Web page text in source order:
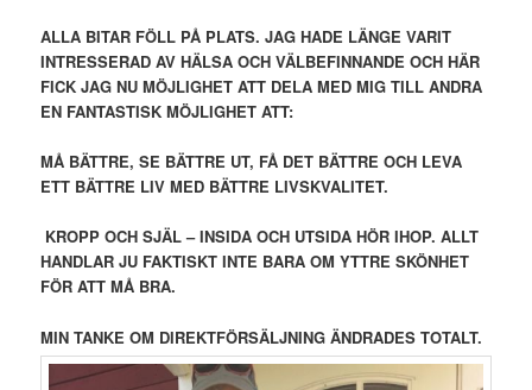
ALLA BITAR FÖLL PÅ PLATS. JAG HADE LÄNGE VARIT
INTRESSERAD AV HÄLSA OCH VÄLBEFINNANDE OCH HÄR
FICK JAG NU MÖJLIGHET ATT DELA MED MIG TILL ANDRA
EN FANTASTISK MÖJLIGHET ATT:
MÅ BÄTTRE, SE BÄTTRE UT, FÅ DET BÄTTRE OCH LEVA
ETT BÄTTRE LIV MED BÄTTRE LIVSKVALITET.
KROPP OCH SJÄL – INSIDA OCH UTSIDA HÖR IHOP. ALLT
HANDLAR JU FAKTISKT INTE BARA OM YTTRE SKÖNHET
FÖR ATT MÅ BRA.
MIN TANKE OM DIREKTFÖRSÄLJNING ÄNDRADES TOTALT.